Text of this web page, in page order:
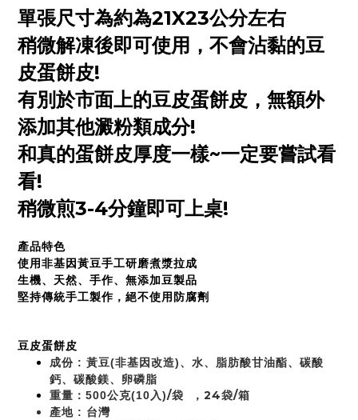
單張尺寸為約為21X23公分左右
稍微解凍後即可使用，不會沾黏的豆
皮蛋餅皮!
有別於市面上的豆皮蛋餅皮，無額外
添加其他澱粉類成分!
和真的蛋餅皮厚度一樣~一定要嘗試看
看!
稍微煎3-4分鐘即可上桌!
產品特色
使用非基因黃豆手工研磨煮漿拉成
生機、天然、手作、無添加豆製品
堅持傳統手工製作，絕不使用防腐劑
豆皮蛋餅皮
成份 : 黃豆(非基因改造)、水、脂肪酸甘油酯、碳酸
鈣、碳酸鎂、卵磷脂
重量：500公克(10入)/袋  ，24袋/箱
產地 : 台灣